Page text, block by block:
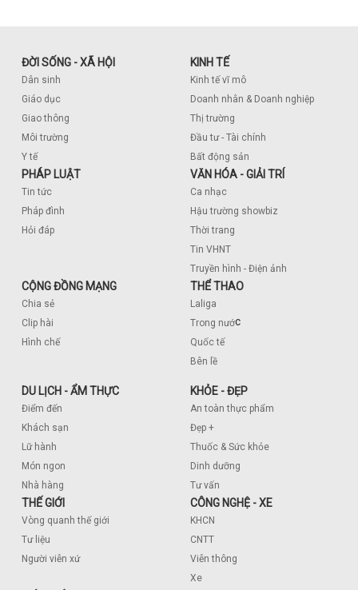
ĐỜI SỐNG - XÃ HỘI
Dân sinh
Giáo dục
Giao thông
Môi trường
Y tế
KINH TẾ
Kinh tế vĩ mô
Doanh nhân & Doanh nghiệp
Thị trường
Đầu tư - Tài chính
Bất động sản
PHÁP LUẬT
Tin tức
Pháp đình
Hỏi đáp
VĂN HÓA - GIẢI TRÍ
Ca nhạc
Hậu trường showbiz
Thời trang
Tin VHNT
Truyền hình - Điện ảnh
CỘNG ĐỒNG MẠNG
Chia sẻ
Clip hài
Hình chế
THỂ THAO
Laliga
Trong nước
Quốc tế
Bên lề
DU LỊCH - ẨM THỰC
Điểm đến
Khách sạn
Lữ hành
Món ngon
Nhà hàng
KHỎE - ĐẸP
An toàn thực phẩm
Đẹp +
Thuốc & Sức khỏe
Dinh dưỡng
Tư vấn
THẾ GIỚI
Vòng quanh thế giới
Tư liệu
Người viễn xứ
CÔNG NGHỆ - XE
KHCN
CNTT
Viễn thông
Xe